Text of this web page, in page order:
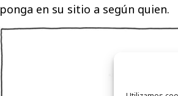
ponga en su sitio a según quien.